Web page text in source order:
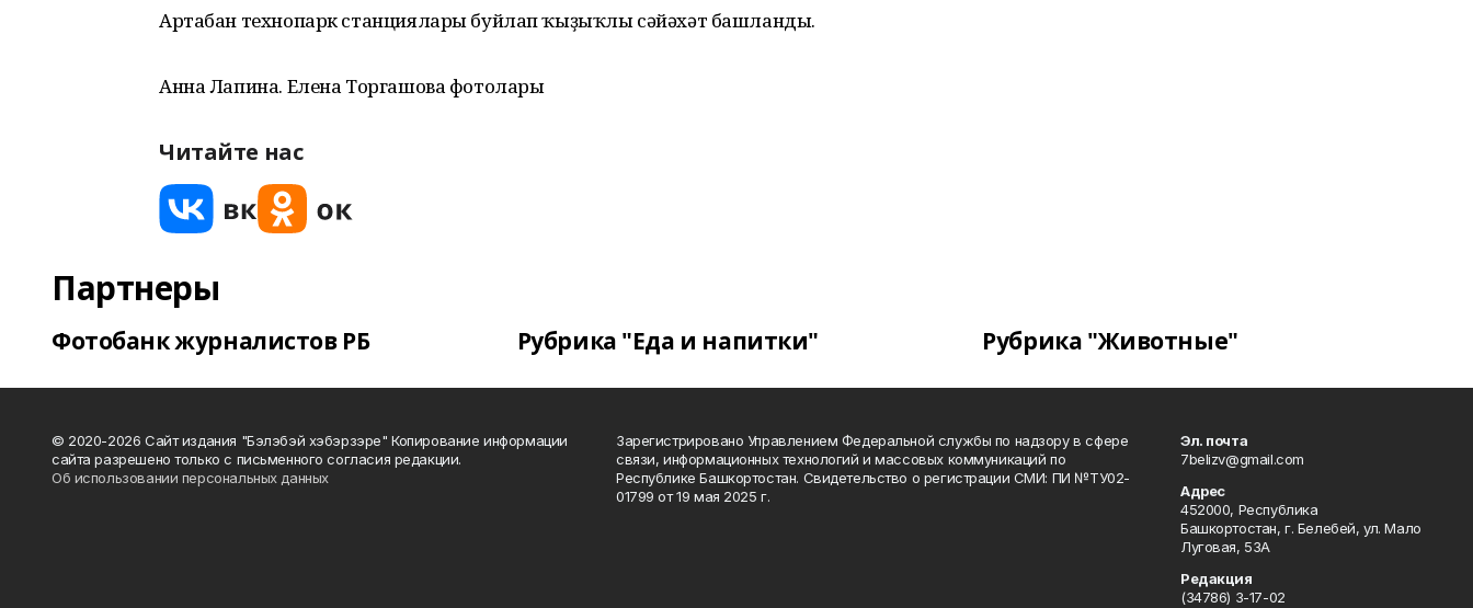
Артабан технопарк станциялары буйлап ҡыҙыҡлы сәйәхәт башланды.
Анна Лапина. Елена Торгашова фотолары
Читайте нас
Партнеры
Фотобанк журналистов РБ Рубрика "Еда и напитки" Рубрика "Животные"
© 2020-2026 Сайт издания "Бэлэбэй хэбэрзэре" Копирование информации
сайта разрешено только с письменного согласия редакции.
Об использовании персональных данных
Зарегистрировано Управлением Федеральной службы по надзору в сфере
связи, информационных технологий и массовых коммуникаций по
Республике Башкортостан. Свидетельство о регистрации СМИ: ПИ №ТУ02-
01799 от 19 мая 2025 г.
Эл. почта
7belizv@gmail.com
Адрес
452000, Республика
Башкортостан, г. Белебей, ул. Мало
Луговая, 53А
Редакция
(34786) 3-17-02